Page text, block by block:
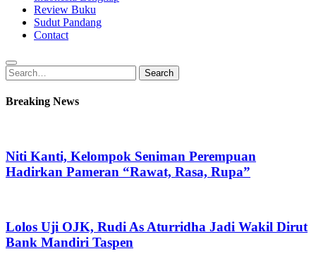
Review Buku
Sudut Pandang
Contact
Search
for:
Search
Breaking News
Niti Kanti, Kelompok Seniman Perempuan
Hadirkan Pameran “Rawat, Rasa, Rupa”
Lolos Uji OJK, Rudi As Aturridha Jadi Wakil Dirut
Bank Mandiri Taspen